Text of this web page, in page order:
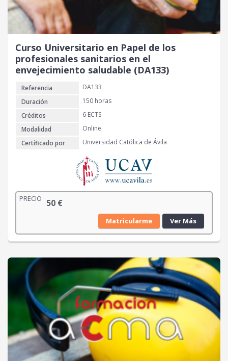
Curso Universitario en Papel de los
profesionales sanitarios en el
envejecimiento saludable (DA133)
Referencia
DA133
Duración
150 horas
Créditos
6 ECTS
Modalidad
Online
Certificado por
Universidad Católica de Ávila
PRECIO 50 €
Matricularme Ver Más